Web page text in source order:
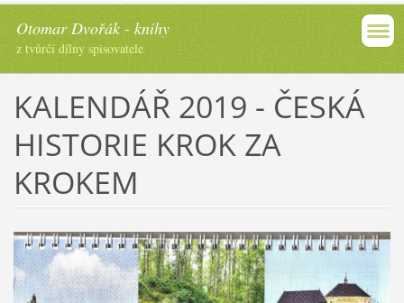
Otomar Dvořák - knihy
z tvůrčí dílny spisovatele
KALENDÁŘ 2019 - ČESKÁ
HISTORIE KROK ZA
KROKEM